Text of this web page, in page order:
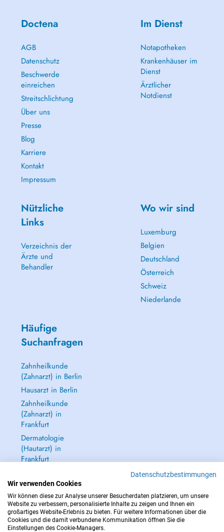
Doctena
AGB
Datenschutz
Beschwerde
einreichen
Streitschlichtung
Über uns
Presse
Blog
Karriere
Kontakt
Impressum
Im Dienst
Notapotheken
Krankenhäuser im
Dienst
Ärztlicher
Notdienst
Nützliche
Links
Verzeichnis der
Ärzte und
Behandler
Wo wir sind
Luxemburg
Belgien
Deutschland
Österreich
Schweiz
Niederlande
Häufige
Suchanfragen
Zahnheilkunde
(Zahnarzt) in Berlin
Hausarzt in Berlin
Zahnheilkunde
(Zahnarzt) in
Frankfurt
Dermatologie
(Hautarzt) in
Frankfurt
IM NOTFALL WENDEN SIE SICH AN : 112
Datenschutzbestimmungen
Wir verwenden Cookies
Wir können diese zur Analyse unserer Besucherdaten platzieren, um unsere
Website zu verbessern, personalisierte Inhalte zu zeigen und Ihnen ein
großartiges Website-Erlebnis zu bieten. Für weitere Informationen über die
Cookies und die damit verbundene Kommunikation öffnen Sie die
Einstellungen des Cookie-Managers.